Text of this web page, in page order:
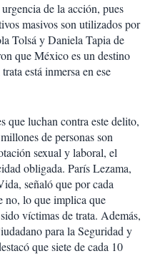
de la acción, pues
masivos son utilizados por
Tolsá y Daniela Tapia de
que México es un destino
está inmersa en ese
que luchan contra este delito,
de personas son
sexual y laboral, el
obligada. París Lezama,
señaló que por cada
no, lo que implica que
víctimas de trata. Además,
para la Seguridad y
que siete de cada 10